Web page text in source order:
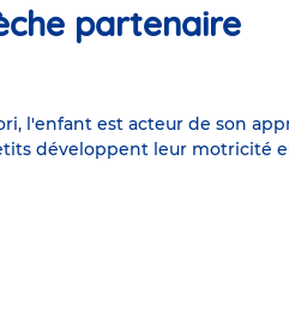
partenaire
l'enfant est acteur de son
développent leur motricité